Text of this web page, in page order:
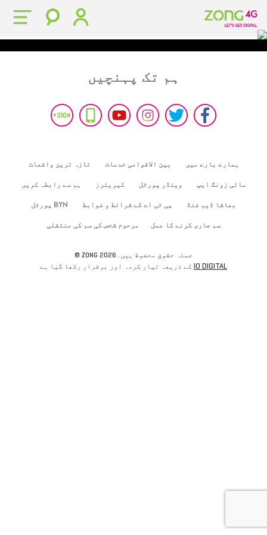
ہم تک پہنچیں
ہمارے بارے میں بین الاقوامی خدمات تازہ ترین واقعات
مائی زونگ ایپ وینڈر پورٹل کیریئرز ہم سے رابطہ کریں
بھاشا ڈیم فنڈ پی ٹی اے کے شرائط و ضوابط BYN پورٹل
سم جاری کرنے کا عمل مرحوم شخص کی سم کی منتقلی
© ZONG 2026جملہ حقوق محفوظ ہیں۔
IO DIGITAL